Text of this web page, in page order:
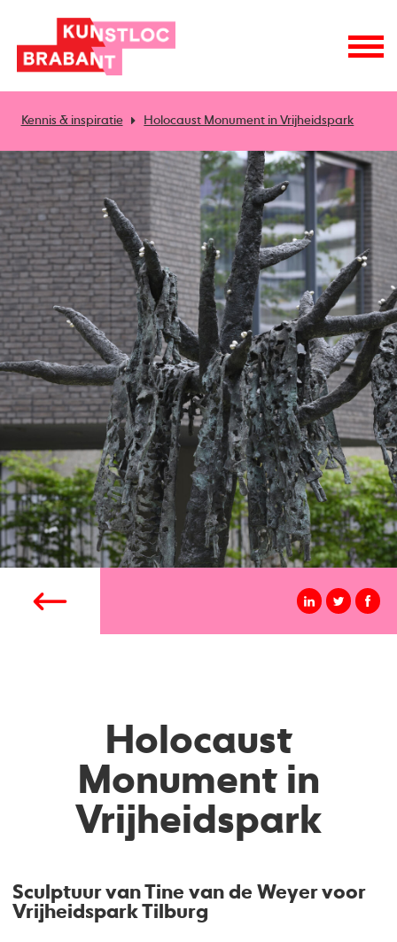
Kennis & inspiratie Holocaust Monument in Vrijheidspark
Holocaust
Monument in
Vrijheidspark
Sculptuur van Tine van de Weyer voor
Vrijheidspark Tilburg